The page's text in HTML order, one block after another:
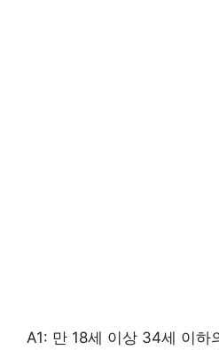
A1: 만 18세 이상 34세 이하